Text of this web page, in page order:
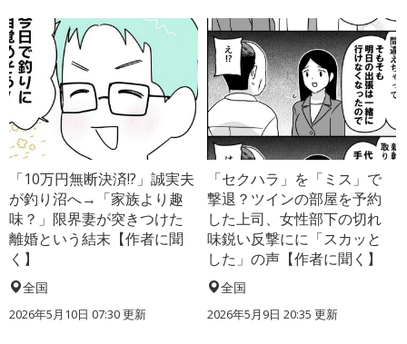
「10万円無断決済!?」誠実夫
が釣り沼へ→「家族より趣
味？」限界妻が突きつけた
離婚という結末【作者に聞
く】
全国
2026年5月10日 07:30 更新
「セクハラ」を「ミス」で
撃退？ツインの部屋を予約
した上司、女性部下の切れ
味鋭い反撃にに「スカッと
した」の声【作者に聞く】
全国
2026年5月9日 20:35 更新